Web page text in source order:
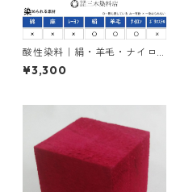
酸性染料｜絹・羊毛・ナイロ
ンを染める｜100g｜カヤノー
ルミーリンググリンGW（緑と
¥3,300